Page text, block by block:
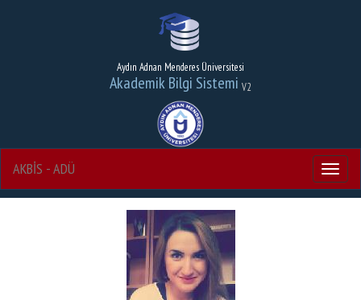
Aydın Adnan Menderes Üniversitesi
Akademik Bilgi Sistemi V2
Menu
AKBİS - ADÜ